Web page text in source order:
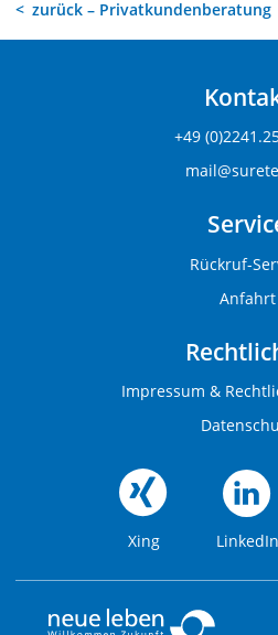
zurück – Privatkundenberatung
+49
Rückruf-
Anfahrt
Impressum &
Xing LinkedIn